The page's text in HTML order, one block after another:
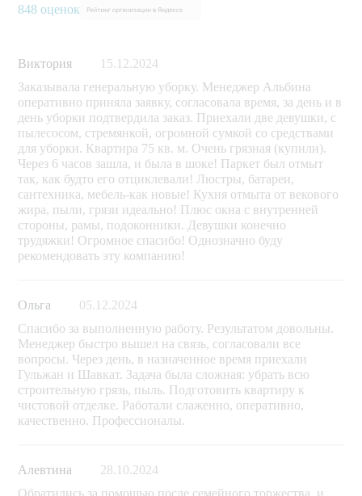
848 оценок
Виктория
15.12.2024
Заказывала генеральную уборку. Менеджер Альбина
оперативно приняла заявку, согласовала время, за день и в
день уборки подтвердила заказ. Приехали две девушки, с
пылесосом, стремянкой, огромной сумкой со средствами
для уборки. Квартира 75 кв. м. Очень грязная (купили).
Через 6 часов зашла, и была в шоке! Паркет был отмыт
так, как будто его отциклевали! Люстры, батареи,
сантехника, мебель-как новые! Кухня отмыта от векового
жира, пыли, грязи идеально! Плюс окна с внутренней
стороны, рамы, подоконники. Девушки конечно
трудяжки! Огромное спасибо! Однозначно буду
рекомендовать эту компанию!
Ольга
05.12.2024
Спасибо за выполненную работу. Результатом довольны.
Менеджер быстро вышел на связь, согласовали все
вопросы. Через день, в назначенное время приехали
Гульжан и Шавкат. Задача была сложная: убрать всю
строительную грязь, пыль. Подготовить квартиру к
чистовой отделке. Работали слаженно, оперативно,
качественно. Профессионалы.
Алевтина
28.10.2024